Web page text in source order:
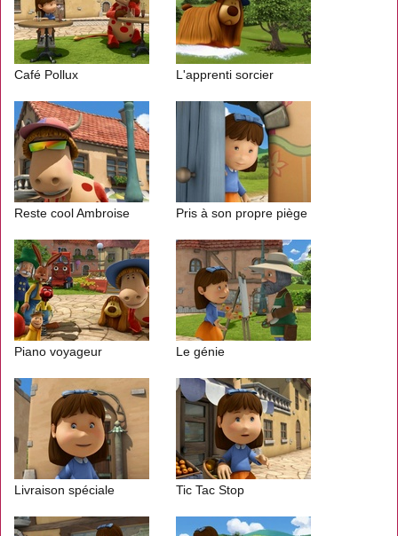
Café Pollux L'apprenti sorcier
Reste cool Ambroise Pris à son propre piège
Piano voyageur Le génie
Livraison spéciale Tic Tac Stop